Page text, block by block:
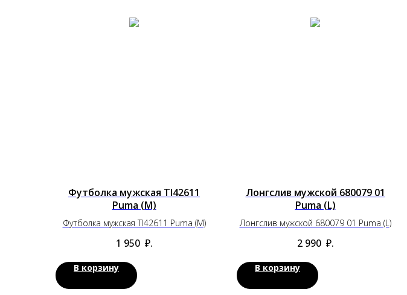
Футболка мужская TI42611
Puma (M)
Футболка мужская TI42611 Puma (M)
1 950 ₽.
В корзину
Лонгслив мужской 680079 01
Puma (L)
Лонгслив мужской 680079 01 Puma (L)
2 990 ₽.
В корзину